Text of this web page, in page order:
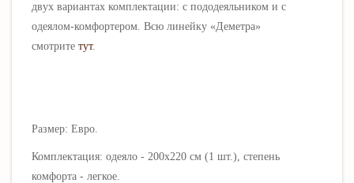
двух вариантах комплектации: с пододеяльником и с
одеялом-комфортером. Всю линейку «Деметра»
смотрите тут.
Размер: Евро.
Комплектация: одеяло - 200х220 см (1 шт.), степень
комфорта - легкое.